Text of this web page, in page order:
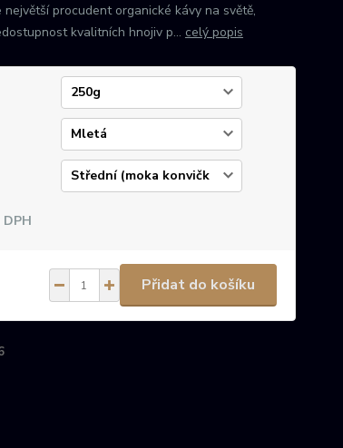
největší procudent organické kávy na světě,
kvalitních hnojiv p... celý popis
Přidat do košíku